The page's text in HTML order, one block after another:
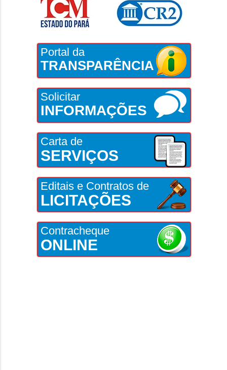
Portal da
TRANSPARÊNCIA
Solicitar
INFORMAÇÕES
Carta de
SERVIÇOS
Editais e Contratos de
LICITAÇÕES
Contracheque
ONLINE